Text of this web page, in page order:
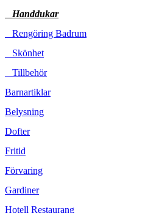
Handdukar
Rengöring Badrum
Skönhet
Tillbehör
Barnartiklar
Belysning
Dofter
Fritid
Förvaring
Gardiner
Hotell Restaurang